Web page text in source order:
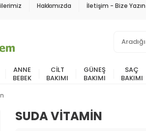
Hakkımızda İletişim - Bize Yazın
ANNE
BEBEK
CILT
BAKIMI
GÜNEŞ
BAKIMI
SAÇ
BAKIMI
SUDA VITAMIN